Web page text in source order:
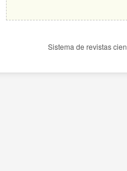
Sistema de revistas